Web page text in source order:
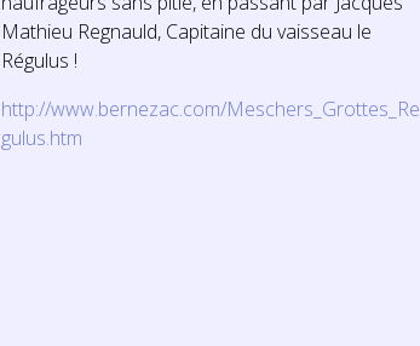
Mathieu Regnauld, Capitaine du vaisseau le
Régulus !
http://www.bernezac.com/Meschers_Grottes_Re
gulus.htm